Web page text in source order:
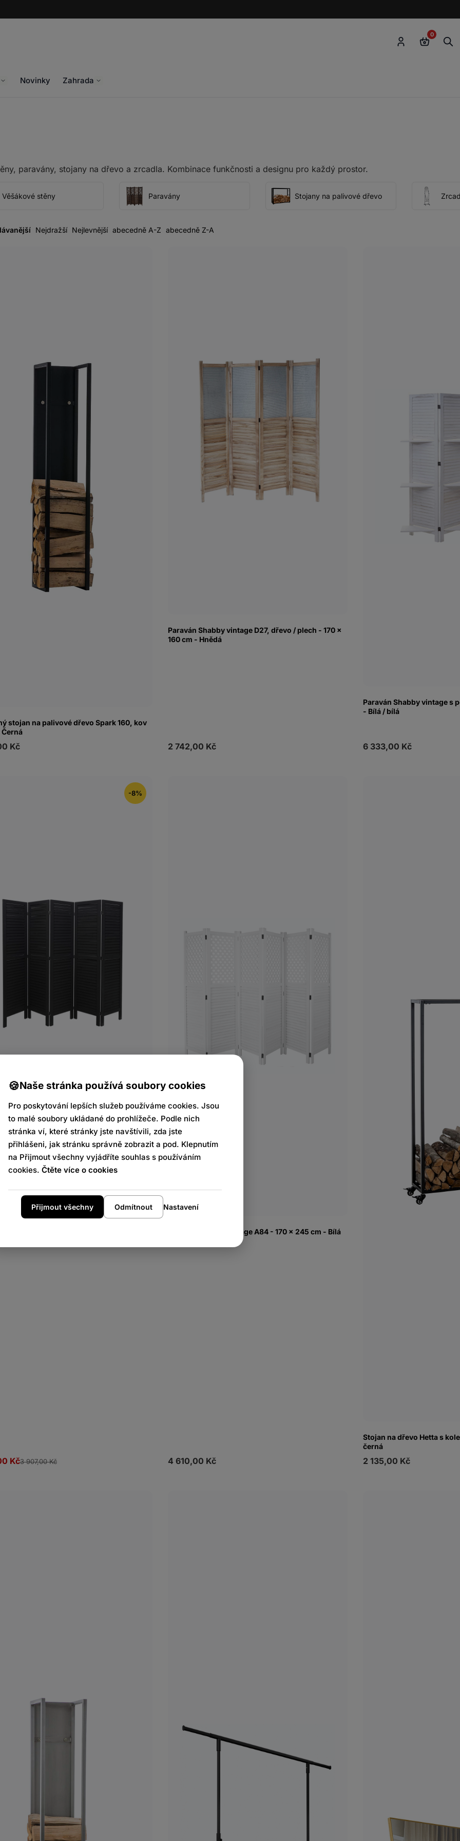
Naše stránka používá soubory cookies
Pro poskytování lepších služeb používáme cookies. Jsou
to malé soubory ukládané do prohlížeče. Podle nich
stránka ví, které stránky jste navštívili, zda jste
přihlášeni, jak stránku správně zobrazit a pod. Klepnutím
na Přijmout všechny vyjádříte souhlas s používáním
cookies. Čtěte více o cookies
Přijmout všechny Odmítnout Nastavení
0
Novinky Zahrada
paravány, stojany na dřevo a zrcadla. Kombinace funkčnosti a designu pro každý prostor.
Věšákové stěny Paravány Stojany na palivové dřevo
Nejdražší Nejlevnější abecedně A-Z abecedně Z-A
stojan na palivové dřevo Spark 160, kov
Kč
Paraván Shabby vintage D27, dřevo / plech - 170 x
160 cm - Hnědá
2 742,00 Kč
Paraván Shabby vintage s
- Bílá / bílá
6 333,00 Kč
-8%
Shabby vintage G30 - 170 x 200 cm -
Kč3 907,00 Kč
Paraván Shabby vintage A84 - 170 x 245 cm - Bílá
4 610,00 Kč
Stojan na dřevo Hetta s
černá
2 135,00 Kč